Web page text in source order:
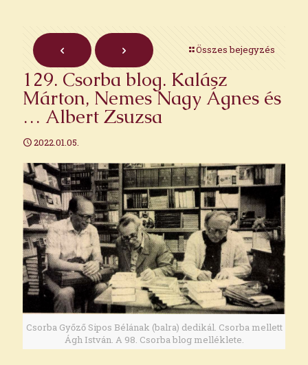
Összes bejegyzés
129. Csorba blog. Kalász
Márton, Nemes Nagy Ágnes és
… Albert Zsuzsa
2022.01.05.
Csorba Győző Sipos Bélának (balra) dedikál. Csorba mellett
Ágh István. A 98. Csorba blog melléklete.